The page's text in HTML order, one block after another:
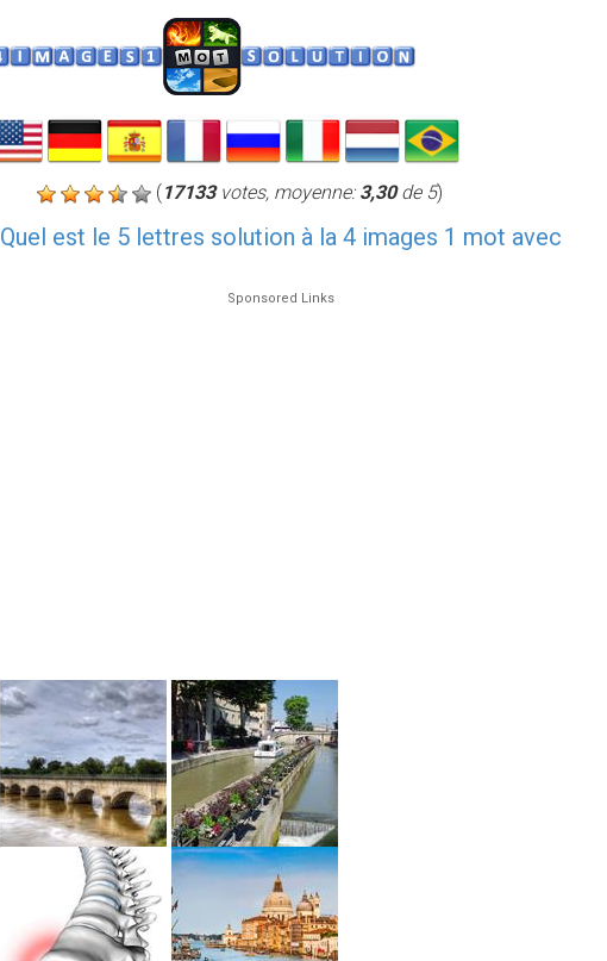
(17133votes, moyenne:3,30de 5)
Quel est le 5 lettres solution à la 4 images 1 mot avec
Sponsored Links